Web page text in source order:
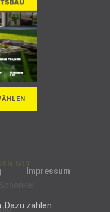
Impressum
Dazu zählen